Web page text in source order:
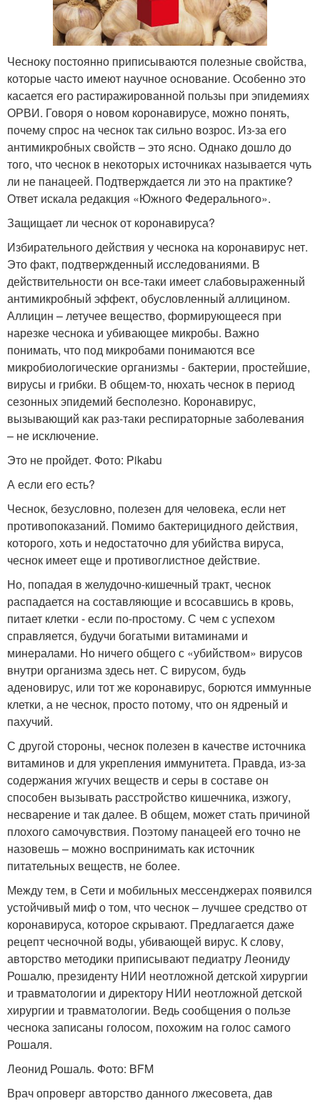
Чесноку постоянно приписываются полезные свойства,
которые часто имеют научное основание. Особенно это
касается его растиражированной пользы при эпидемиях
ОРВИ. Говоря о новом коронавирусе, можно понять,
почему спрос на чеснок так сильно возрос. Из-за его
антимикробных свойств – это ясно. Однако дошло до
того, что чеснок в некоторых источниках называется чуть
ли не панацеей. Подтверждается ли это на практике?
Ответ искала редакция «Южного Федерального».
Защищает ли чеснок от коронавируса?
Избирательного действия у чеснока на коронавирус нет.
Это факт, подтвержденный исследованиями. В
действительности он все-таки имеет слабовыраженный
антимикробный эффект, обусловленный аллицином.
Аллицин – летучее вещество, формирующееся при
нарезке чеснока и убивающее микробы. Важно
понимать, что под микробами понимаются все
микробиологические организмы - бактерии, простейшие,
вирусы и грибки. В общем-то, нюхать чеснок в период
сезонных эпидемий бесполезно. Коронавирус,
вызывающий как раз-таки респираторные заболевания
– не исключение.
Это не пройдет. Фото: Pikabu
А если его есть?
Чеснок, безусловно, полезен для человека, если нет
противопоказаний. Помимо бактерицидного действия,
которого, хоть и недостаточно для убийства вируса,
чеснок имеет еще и противоглистное действие.
Но, попадая в желудочно-кишечный тракт, чеснок
распадается на составляющие и всосавшись в кровь,
питает клетки - если по-простому. С чем с успехом
справляется, будучи богатыми витаминами и
минералами. Но ничего общего с «убийством» вирусов
внутри организма здесь нет. С вирусом, будь
аденовирус, или тот же коронавирус, борются иммунные
клетки, а не чеснок, просто потому, что он ядреный и
пахучий.
С другой стороны, чеснок полезен в качестве источника
витаминов и для укрепления иммунитета. Правда, из-за
содержания жгучих веществ и серы в составе он
способен вызывать расстройство кишечника, изжогу,
несварение и так далее. В общем, может стать причиной
плохого самочувствия. Поэтому панацеей его точно не
назовешь – можно воспринимать как источник
питательных веществ, не более.
Между тем, в Сети и мобильных мессенджерах появился
устойчивый миф о том, что чеснок – лучшее средство от
коронавируса, которое скрывают. Предлагается даже
рецепт чесночной воды, убивающей вирус. К слову,
авторство методики приписывают педиатру Леониду
Рошалю, президенту НИИ неотложной детской хирургии
и травматологии и директору НИИ неотложной детской
хирургии и травматологии. Ведь сообщения о пользе
чеснока записаны голосом, похожим на голос самого
Рошаля.
Леонид Рошаль. Фото: BFM
Врач опроверг авторство данного лжесовета, дав